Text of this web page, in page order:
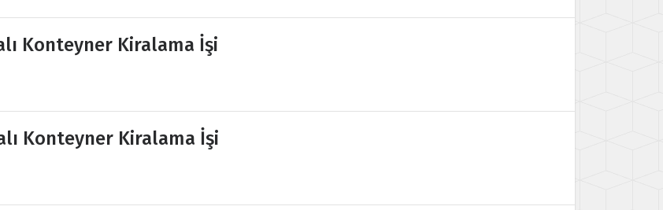
Konteyner Kiralama İşi
Konteyner Kiralama İşi